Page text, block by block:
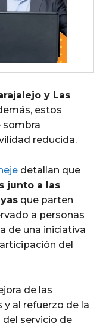
y Las
estos
sombra
reducida.
detallan que
junto a las
que parten
a personas
de una iniciativa
del
de las
al refuerzo de la
servicio de